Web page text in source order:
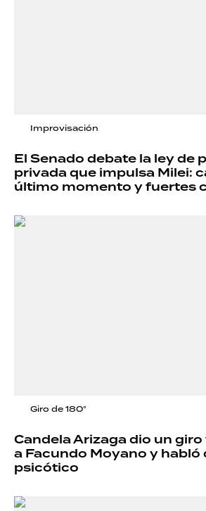
Improvisación
El Senado debate la ley de
privada que impulsa Milei:
último momento y fuertes
Giro de 180°
Candela Arizaga dio un
a Facundo Moyano y habló
psicótico